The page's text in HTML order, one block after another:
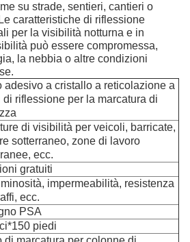
su strade, sentieri, cantieri o
caratteristiche di riflessione
per la visibilità notturna e in
può essere compromessa,
la nebbia o altre condizioni
adesivo a cristallo a reticolazione a
di riflessione per la marcatura di
di visibilità per veicoli, barricate,
sotterraneo, zone di lavoro
ecc.
gratuiti
impermeabilità, resistenza
ecc.
PSA
piedi